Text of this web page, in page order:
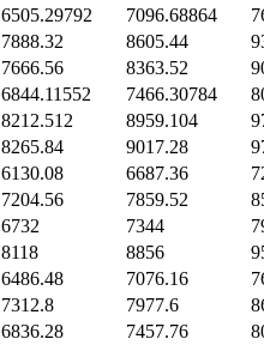
6505.29792 7096.68864
7888.32 8605.44
7666.56 8363.52
6844.11552 7466.30784
8212.512 8959.104
8265.84 9017.28
6130.08 6687.36
7204.56 7859.52
6732 7344
8118 8856
6486.48 7076.16
7312.8 7977.6
6836.28 7457.76